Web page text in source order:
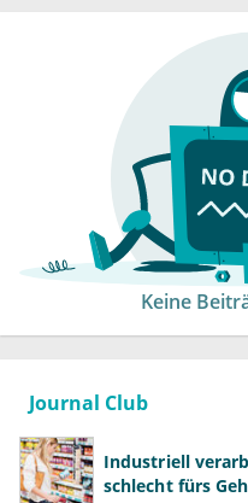
Keine
Journal Club
Industriell
schlecht fürs